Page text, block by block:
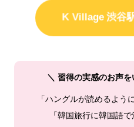
K Village 渋谷
＼ 習得の実感のお声
「ハングルが読めるよう
「韓国旅行に韓国語